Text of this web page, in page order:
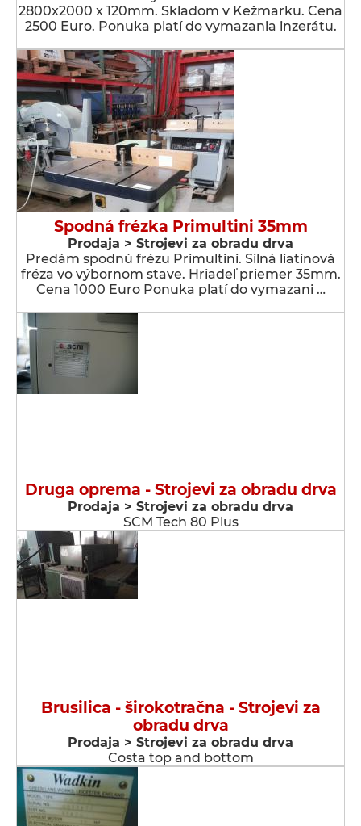
2800x2000 x 120mm. Skladom v Kežmarku. Cena
2500 Euro. Ponuka platí do vymazania inzerátu.
Spodná frézka Primultini 35mm
Prodaja > Strojevi za obradu drva
Predám spodnú frézu Primultini. Silná liatinová
fréza vo výbornom stave. Hriadeľ priemer 35mm.
Cena 1000 Euro Ponuka platí do vymazani …
Druga oprema - Strojevi za obradu drva
Prodaja > Strojevi za obradu drva
SCM Tech 80 Plus
Brusilica - širokotračna - Strojevi za
obradu drva
Prodaja > Strojevi za obradu drva
Costa top and bottom